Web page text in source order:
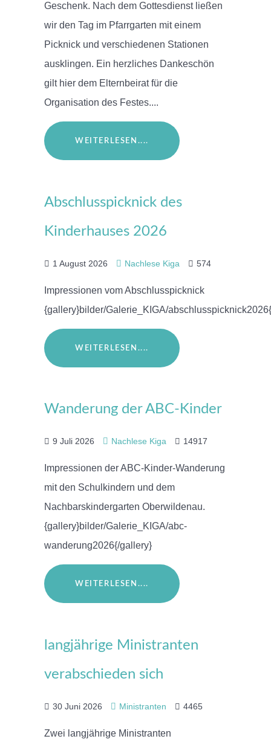
Geschenk. Nach dem Gottesdienst ließen
wir den Tag im Pfarrgarten mit einem
Picknick und verschiedenen Stationen
ausklingen. Ein herzliches Dankeschön
gilt hier dem Elternbeirat für die
Organisation des Festes....
WEITERLESEN....
Abschlusspicknick des
Kinderhauses 2026
1 August 2026 Nachlese Kiga 574
Impressionen vom Abschlusspicknick
{gallery}bilder/Galerie_KIGA/
WEITERLESEN....
Wanderung der ABC-Kinder
9 Juli 2026 Nachlese Kiga 14917
Impressionen der ABC-Kinder-Wanderung
mit den Schulkindern und dem
Nachbarskindergarten Oberwildenau.
{gallery}bilder/Galerie_KIGA/abc-
wanderung2026{/gallery}
WEITERLESEN....
langjährige Ministranten
verabschieden sich
30 Juni 2026 Ministranten 4465
Zwei langjährige Ministranten